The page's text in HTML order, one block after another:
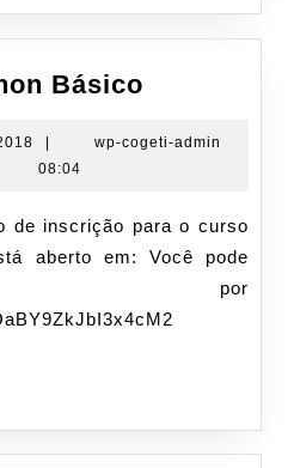
Básico
Python
10
de
de
| wp-cogeti-admin
08:04
aberto em: Você pode
lo por